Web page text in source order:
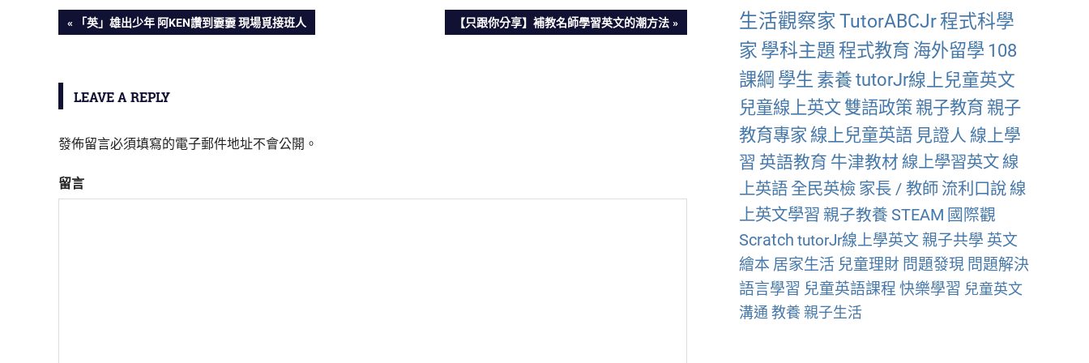
文
導
覽
PREVIOUS
「英」雄出少年 阿KEN讚到嫑嫑 現場覓接班人
NEXT
【只跟你分享】補教名師學習英文的潮方法
LEAVE A REPLY
發佈留言必須填寫的電子郵件地址不會公開。
留言
生活觀察家 TutorABCJr程式科學
家 學科主題程式教育 海外留學 108
課綱 學生 素養 tutorJr線上兒童英文
兒童線上英文 雙語政策親子教育 親子
教育專家 線上兒童英語 見證人 線上學
習 英語教育 牛津教材 線上學習英文 線
上英語 全民英檢 家長 / 教師 流利口說 線
上英文學習 親子教養 STEAM 國際觀
Scratch tutorJr線上學英文 親子共學 英文
繪本 居家生活 兒童理財 問題發現 問題解決
語言學習 兒童英語課程 快樂學習 兒童英文
溝通 教養 親子生活